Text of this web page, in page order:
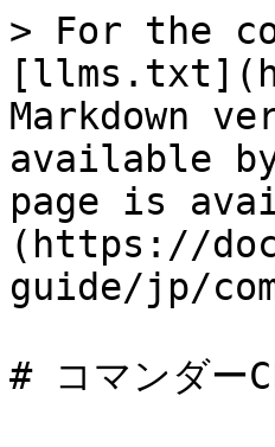
> For the
Markdown
available
page is
(https://
guide/jp/
# コマンダー